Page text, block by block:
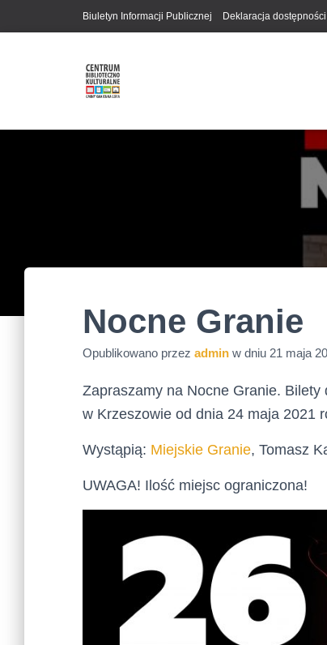
Biuletyn Informacji Publicznej Deklaracja dostępności
Nocne Granie
Opublikowano przez admin w dniu 21 maja
Zapraszamy na Nocne Granie.
w Krzeszowie od dnia 24 maja 2021
Wystąpią: Miejskie Granie, Tomasz
UWAGA! Ilość miejsc ograniczona!